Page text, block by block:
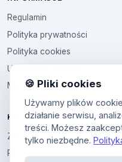
Regulamin
Polityka prywatności
Polityka cookies
Ustawienia cookies
Multikod
KONTO
Zaloguj sie
Panel uzytkownika
🍪 Pliki cookies
Używamy plików
działanie serwisu,
treści. Możesz
tylko niezbędne.